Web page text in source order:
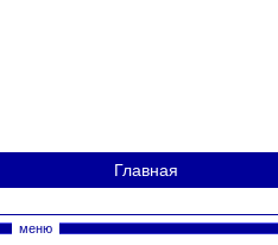
Главная
меню